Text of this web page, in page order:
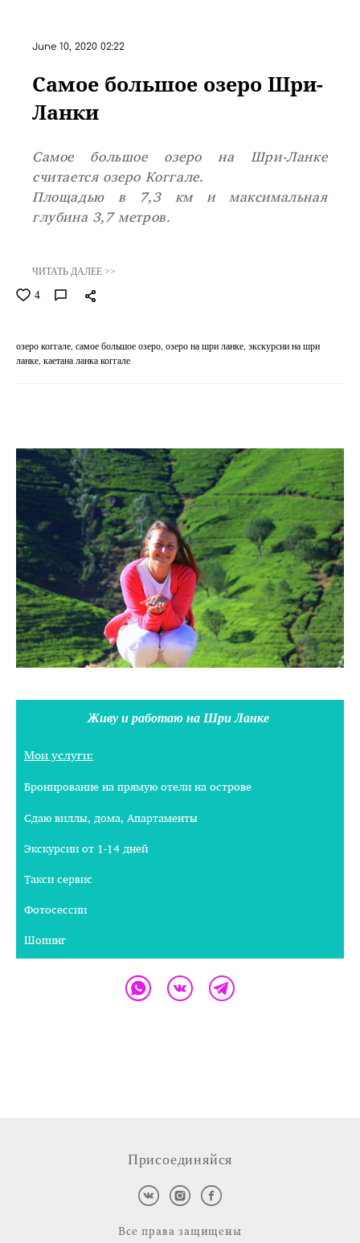
Самое большое озеро Шри-
Ланки
June 10, 2020 02:22
Самое большое озеро на Шри-Ланке
считается озеро Коггале.
Площадью в 7,3 км и максимальная
глубина 3,7 метров.
ЧИТАТЬ ДАЛЕЕ >>
4
озеро коггале самое большое озеро озеро на шри ланке экскурсии на шри
ланке каетана ланка коггале
Живу и работаю на Шри Ланке
Мои услуги:
Бронирование на прямую отели на острове
Сдаю виллы, дома, Апартаменты
Экскурсии от 1-14 дней
Такси сервис
Фотосессии
Шопинг
Присоединяйся
Все права защищены